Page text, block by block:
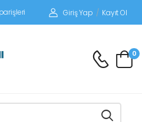
siparişleriniz alıcı ödemeli
Giriş Yap / Kayıt Ol
0